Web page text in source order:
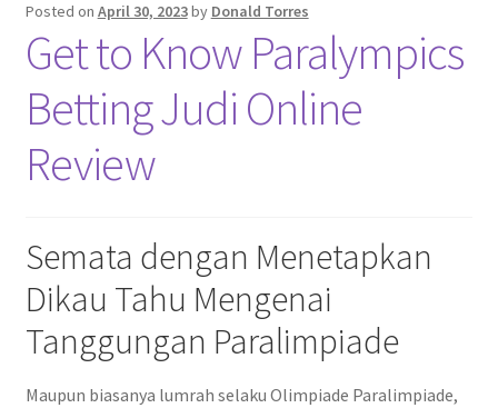
Posted on April 30, 2023by Donald Torres
Get to Know Paralympics
Betting Judi Online
Review
Semata dengan Menetapkan
Dikau Tahu Mengenai
Tanggungan Paralimpiade
Maupun biasanya lumrah selaku Olimpiade Paralimpiade,